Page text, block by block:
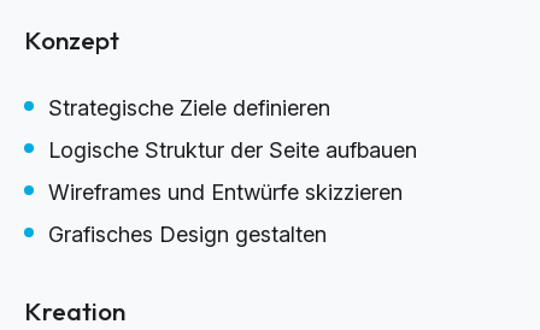
Konzept
Strategische Ziele definieren
Logische Struktur der Seite aufbauen
Wireframes und Entwürfe skizzieren
Grafisches Design gestalten
Kreation